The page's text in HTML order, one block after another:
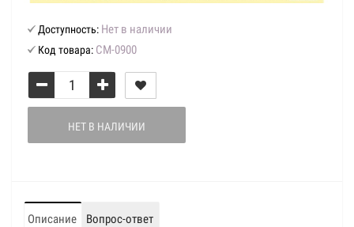
Доступность: Нет в наличии
Код товара: СМ-0900
НЕТ В НАЛИЧИИ
Описание Вопрос-ответ